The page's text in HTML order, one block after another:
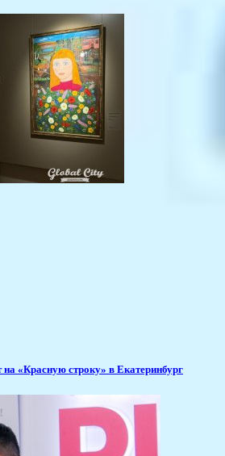
«Красную строку» в Екатеринбург